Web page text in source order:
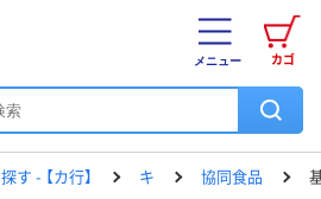
カゴ
メニュー
す - 【カ行】 キ 協同食品